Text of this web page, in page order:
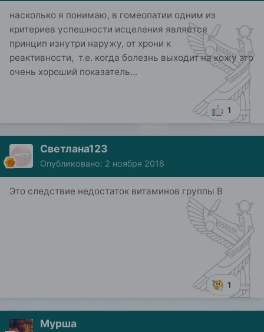
насколько я понимаю, в гомеопатии одним из
критериев успешности исцеления является
принцип изнутри наружу, от хрони к
реактивности, т.е. когда болезнь выходит на кожу это
очень хороший показатель...
1
Светлана123
Опубликовано: 2 ноября 2018
Это следствие недостаток витаминов группы B
1
Мурша